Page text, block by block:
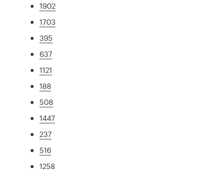
1902
1703
395
637
1121
188
508
1447
237
516
1258